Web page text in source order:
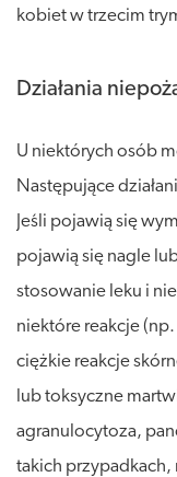
kobiet w trzecim
Działania
U niektórych osób
Następujące
Jeśli pojawią się
pojawią się nagle
stosowanie leku i
niektóre reakcje
ciężkie reakcje
lub toksyczne
agranulocytoza,
takich